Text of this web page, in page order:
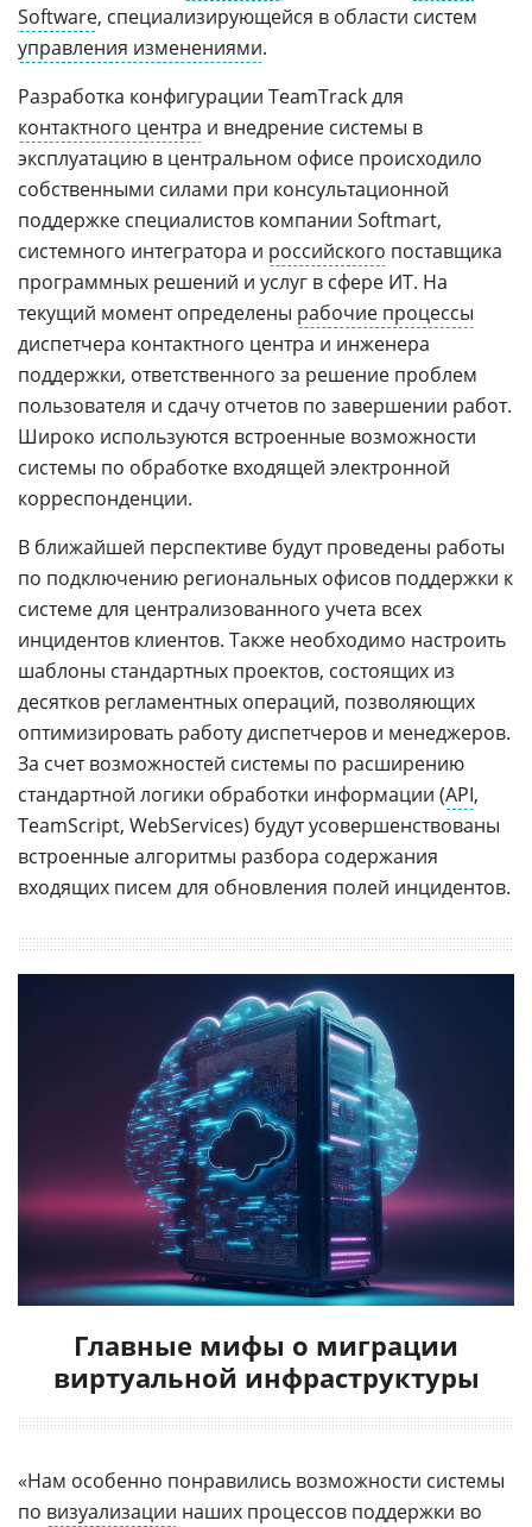
Software, специализирующейся в области систем
управления изменениями.
Разработка конфигурации TeamTrack для
контактного центра и внедрение системы в
эксплуатацию в центральном офисе происходило
собственными силами при консультационной
поддержке специалистов компании Softmart,
системного интегратора и российского поставщика
программных решений и услуг в сфере ИТ. На
текущий момент определены рабочие процессы
диспетчера контактного центра и инженера
поддержки, ответственного за решение проблем
пользователя и сдачу отчетов по завершении работ.
Широко используются встроенные возможности
системы по обработке входящей электронной
корреспонденции.
В ближайшей перспективе будут проведены работы
по подключению региональных офисов поддержки к
системе для централизованного учета всех
инцидентов клиентов. Также необходимо настроить
шаблоны стандартных проектов, состоящих из
десятков регламентных операций, позволяющих
оптимизировать работу диспетчеров и менеджеров.
За счет возможностей системы по расширению
стандартной логики обработки информации (API,
TeamScript, WebServices) будут усовершенствованы
встроенные алгоритмы разбора содержания
входящих писем для обновления полей инцидентов.
Главные мифы о миграции
виртуальной инфраструктуры
«Нам особенно понравились возможности системы
по визуализации наших процессов поддержки во